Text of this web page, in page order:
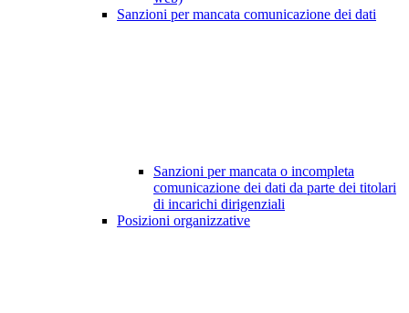
Sanzioni per mancata comunicazione dei dati
Sanzioni per mancata o incompleta
comunicazione dei dati da parte dei titolari
di incarichi dirigenziali
Posizioni organizzative